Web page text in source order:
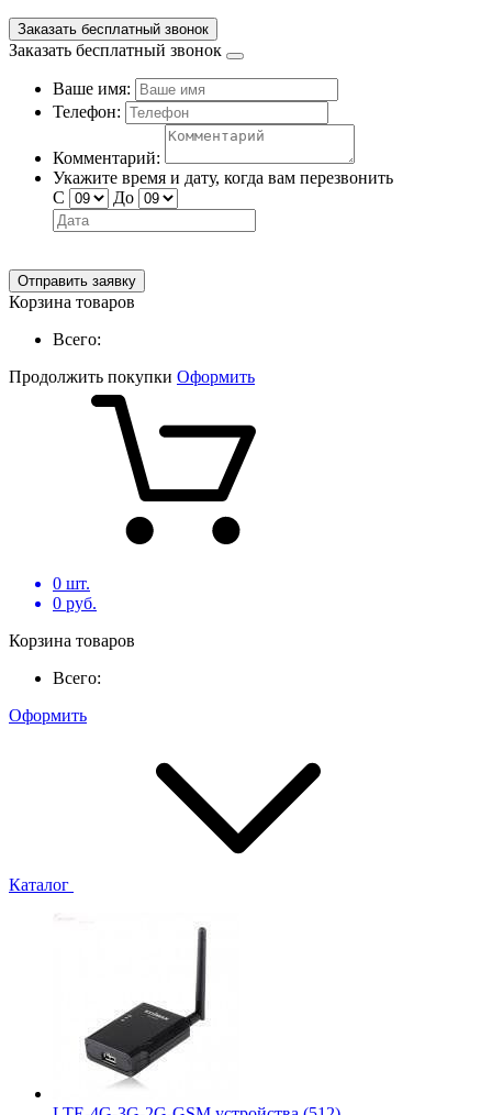
Заказать бесплатный звонок
Заказать бесплатный звонок
Ваше имя:
Телефон:
Комментарий:
Укажите время и дату, когда вам перезвонить
С
До
Отправить заявку
Корзина товаров
Всего:
Продолжить покупки Оформить
0 шт.
0 руб.
Корзина товаров
Всего:
Оформить
Каталог